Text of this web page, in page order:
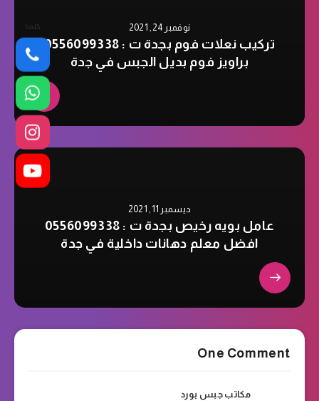
نوفمبر 24, 2021
تركيب نعلات فوم بجدة ت : 0556099338
براويز فوم بديل الجبس في جدة
ديسمبر 11, 2021
عامل بويه رخيص بجدة ت : 0556099338
افضل معلم دهانات داخلية في جدة
One Comment
مكاتب جبس بورد
كلمنا